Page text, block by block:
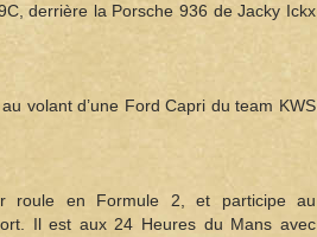
derrière la Porsche 936 de Jacky Ickx
volant d’une Ford Capri du team KWS
roule en Formule 2, et participe au
Il est aux 24 Heures du Mans avec